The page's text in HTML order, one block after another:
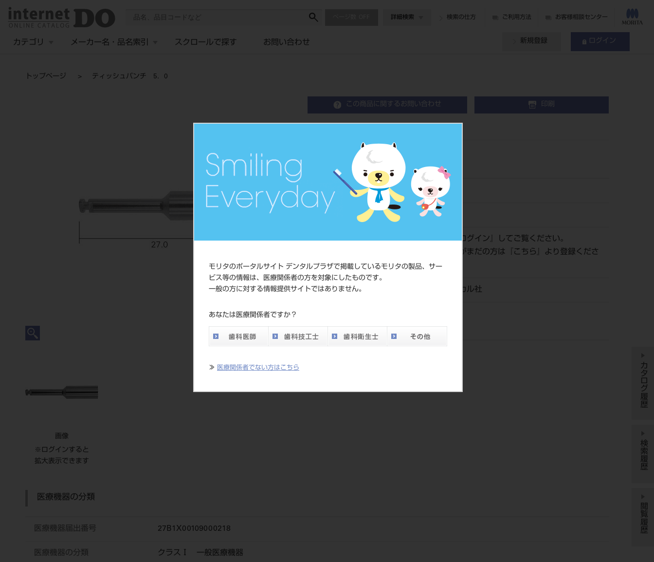
モリタのポータルサイト デンタルプラザで掲載しているモリタの製品、サー
ビス等の情報は、医療関係者の方を対象にしたものです。
一般の方に対する情報提供サイトではありません。
あなたは医療関係者ですか？
≫ 医療関係者でない方はこちら
詳細検索 検索の仕方 ご利用方法 お客様相談センター
カテゴリ メーカー名・品名索引 スクロールで探す お問い合わせ 新規登録 ログイン
トップページ ティッシュパンチ 5．0
この商品に関するお問い合わせ 印刷
品目コード 2067600405.0
JAN/EANコード 7640156475111
価格の確認は『ログイン 』してご覧ください。
ネット会員登録がまだの方は『
こちら
』より登録くださ
い。
メーカー トーメンメディカル社
ジ
画像
※ログインすると
拡大表示できます
医療機器の分類
医療機器届出番号 27B1X00109000218
医療機器の分類 クラスⅠ 一般医療機器
カタログ履歴
検索履歴
閲覧履歴